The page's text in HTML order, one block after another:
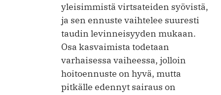
yleisimmistä virtsateiden syövistä,
ja sen ennuste vaihtelee suuresti
taudin levinneisyyden mukaan.
Osa kasvaimista todetaan
varhaisessa vaiheessa, jolloin
hoitoennuste on hyvä, mutta
pitkälle edennyt sairaus on